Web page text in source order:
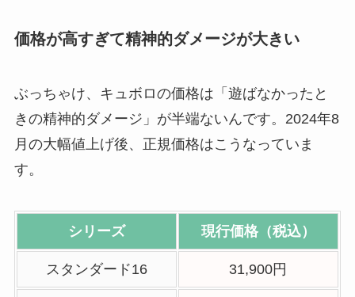
価格が高すぎて精神的ダメージが大きい
ぶっちゃけ、キュボロの価格は「遊ばなかったと
きの精神的ダメージ」が半端ないんです。2024年8
月の大幅値上げ後、正規価格はこうなっていま
す。
シリーズ 現行価格（税込）
スタンダード16 31,900円